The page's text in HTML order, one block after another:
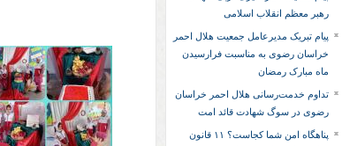
رهبر معظم انقلاب اسلامی
پیام تبریک مدیرعامل جمعیت هلال احمر
خراسان رضوی به مناسبت فرارسیدن
ماه مبارک رمضان
تداوم خدمت‌رسانی هلال احمر خراسان
رضوی در سوگ شهادت قائد امت
پناهگاه امن شما کجاست؟ ۱۱ قانون